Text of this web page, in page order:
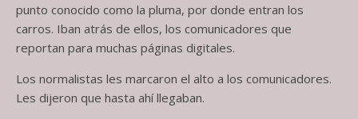
punto conocido como la pluma, por donde entran los
carros. Iban atrás de ellos, los comunicadores que
reportan para muchas páginas digitales.
Los normalistas les marcaron el alto a los comunicadores.
Les dijeron que hasta ahí llegaban.